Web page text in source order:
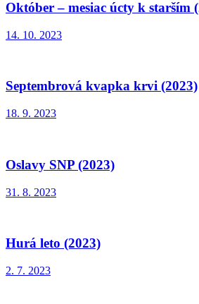
Október – mesiac úcty k starším
14. 10. 2023
Septembrová kvapka krvi (2023)
18. 9. 2023
Oslavy SNP (2023)
31. 8. 2023
Hurá leto (2023)
2. 7. 2023